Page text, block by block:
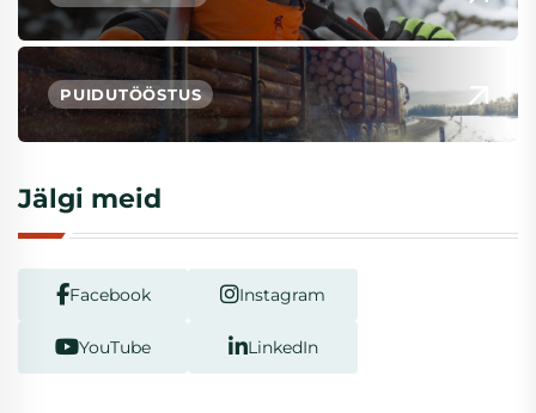
PUIDUTÖÖSTUS
Jälgi meid
Facebook Instagram
YouTube LinkedIn